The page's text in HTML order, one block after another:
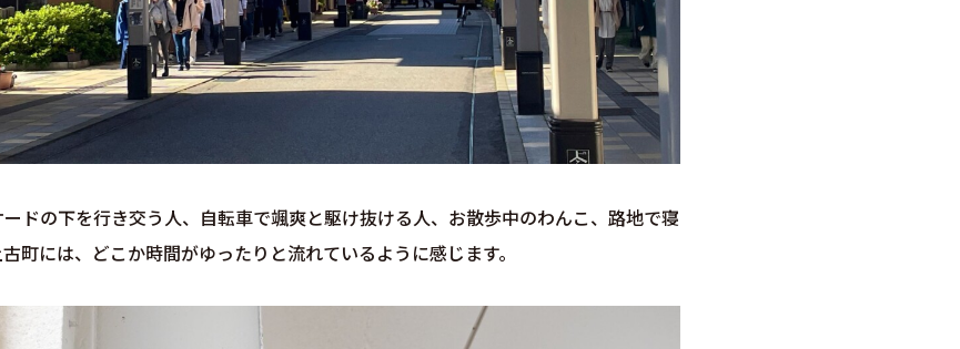
ドの下を行き交う人、自転車で颯爽と駆け抜ける人、お散歩中のわんこ、路地で寝
町には、どこか時間がゆったりと流れているように感じます。